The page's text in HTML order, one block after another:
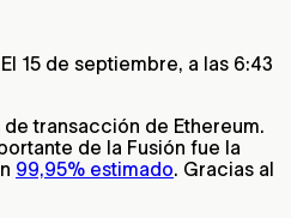
15 de septiembre, a las 6:43
transacción de Ethereum.
de la Fusión fue la
99,95% estimado. Gracias al